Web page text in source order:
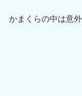
かまくらの中は意